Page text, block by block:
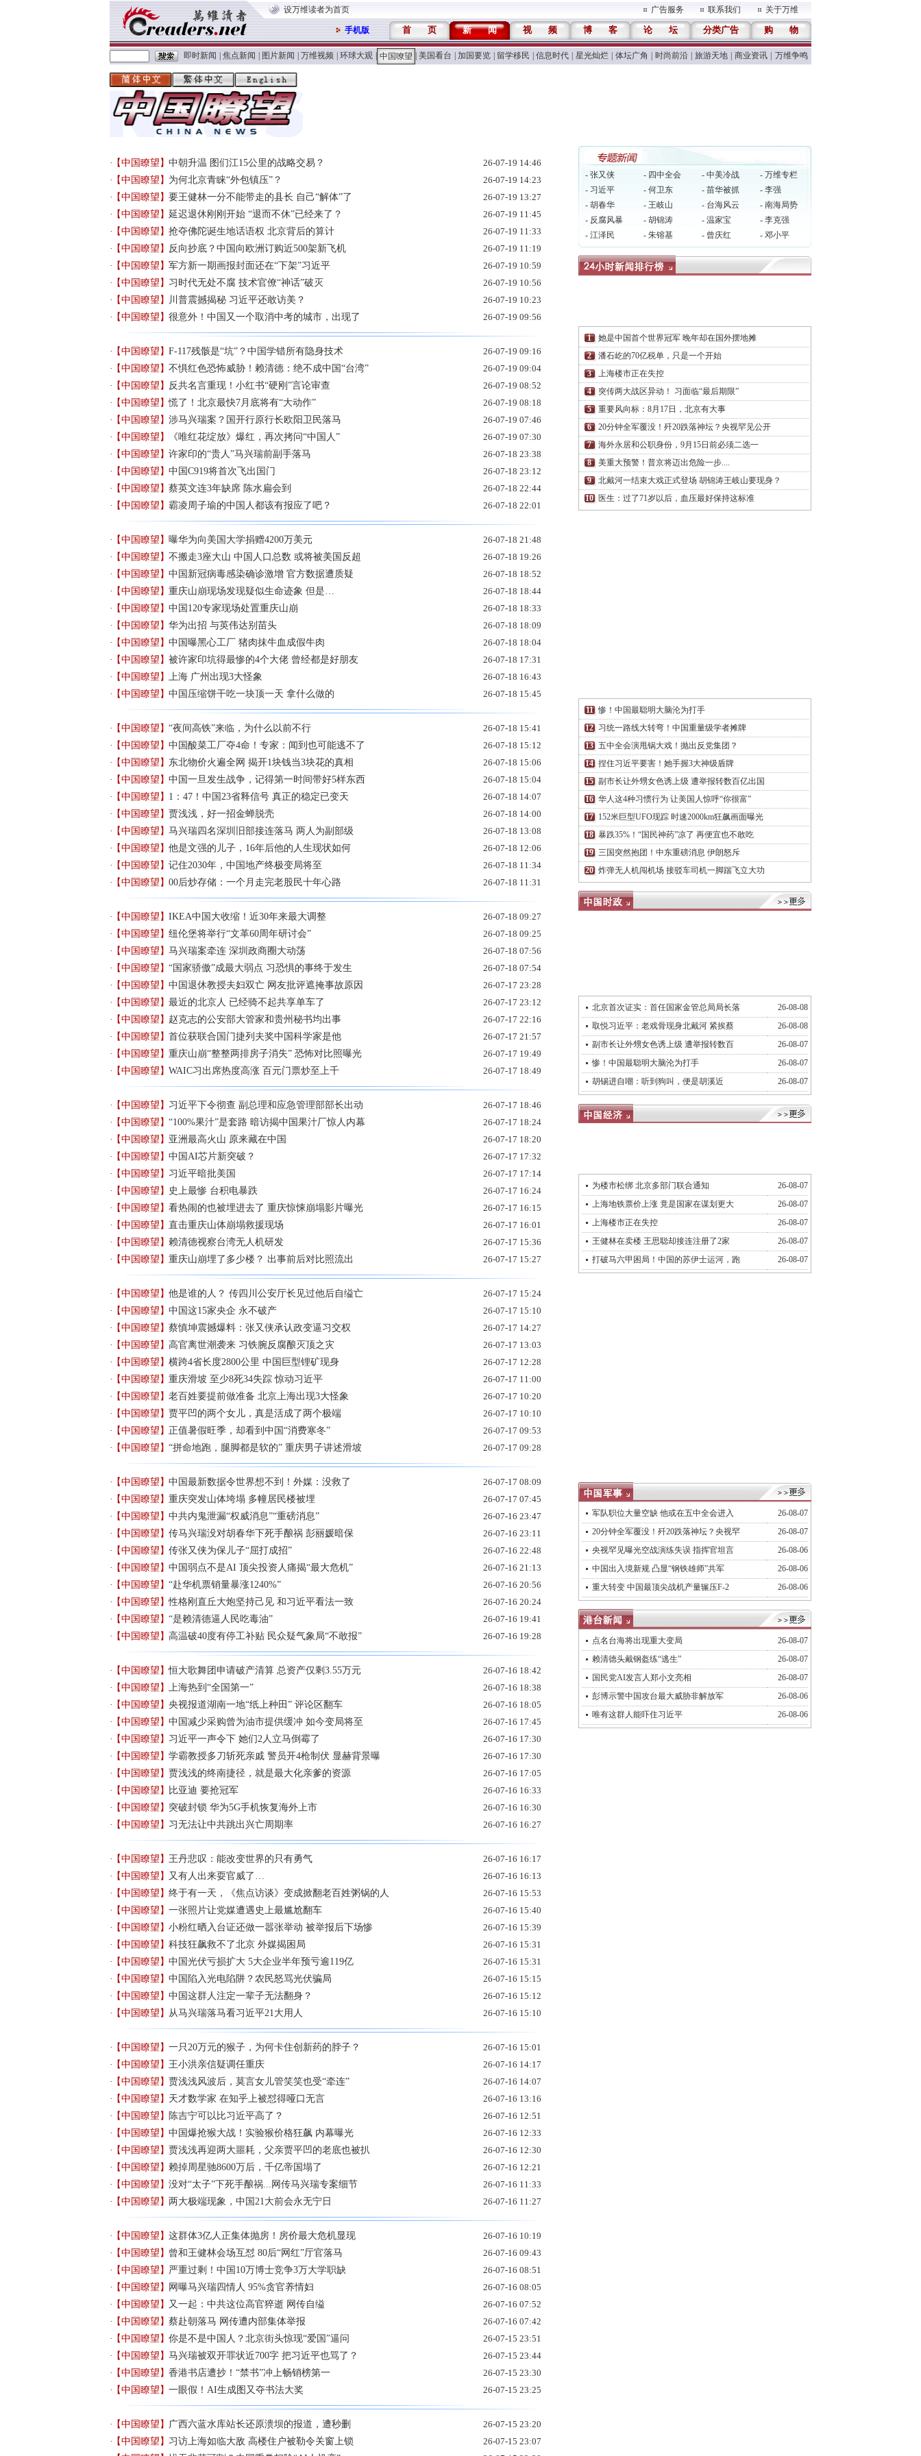
设万维读者为首页 广告服务 联系我们 关于万维
手机版 首 页 新 闻 视 频 博 客 论 坛 分类广告 购 物
即时新闻 焦点新闻 图片新闻 万维视频 环球大观 中国嘹望 美国看台 加国要览 留学移民 信息时代 星光灿烂 体坛广角 时尚前沿 旅游天地 商业资讯 万维争鸣
【中国瞭望】中朝升温 图们江15公里的战略交易？
26-07-19 14:46
【中国瞭望】为何北京青睐“外包镇压”？
26-07-19 14:23
【中国瞭望】要王健林一分不能带走的县长 自己“解体”了
26-07-19 13:27
【中国瞭望】延迟退休刚刚开始 “退而不休”已经来了？
26-07-19 11:45
【中国瞭望】抢夺佛陀诞生地话语权 北京背后的算计
26-07-19 11:33
【中国瞭望】反向抄底？中国向欧洲订购近500架新飞机
26-07-19 11:19
【中国瞭望】军方新一期画报封面还在“下架”习近平
26-07-19 10:59
【中国瞭望】习时代无处不腐 技术官僚“神话”破灭
26-07-19 10:56
【中国瞭望】 川普震撼揭秘 习近平还敢访美？
26-07-19 10:23
【中国瞭望】很意外！中国又一个取消中考的城市，出现了 26-07-19 09:56
【中国瞭望】F-117残骸是“坑”？中国学错所有隐身技术
26-07-19 09:16
【中国瞭望】不惧红色恐怖威胁！赖清德：绝不成中国“台湾”
26-07-19 09:04
【中国瞭望】反共名言重现！小红书“硬刚”言论审查
26-07-19 08:52
【中国瞭望】慌了！北京最快7月底将有“大动作”
26-07-19 08:18
【中国瞭望】涉马兴瑞案？国开行原行长欧阳卫民落马
26-07-19 07:46
【中国瞭望】
《唯红花绽放》爆红，再次拷问“中国人”
26-07-19 07:30
【中国瞭望】许家印的“贵人”马兴瑞前副手落马
26-07-18 23:38
【中国瞭望】中国C919将首次飞出国门
26-07-18 23:12
【中国瞭望】蔡英文连3年缺席 陈水扁会到
26-07-18 22:44
【中国瞭望】霸凌周子瑜的中国人都该有报应了吧？ 26-07-18 22:01
【中国瞭望】曝华为向美国大学捐赠4200万美元
26-07-18 21:48
【中国瞭望】不搬走3座大山 中国人口总数 或将被美国反超
26-07-18 19:26
【中国瞭望】中国新冠病毒感染确诊激增 官方数据遭质疑
26-07-18 18:52
【中国瞭望】重庆山崩现场发现疑似生命迹象 但是…
26-07-18 18:44
【中国瞭望】中国120专家现场处置重庆山崩
26-07-18 18:33
【中国瞭望】华为出招 与英伟达别苗头
26-07-18 18:09
【中国瞭望】中国曝黑心工厂 猪肉抹牛血成假牛肉
26-07-18 18:04
【中国瞭望】被许家印坑得最惨的4个大佬 曾经都是好朋友
26-07-18 17:31
【中国瞭望】上海 广州出现3大怪象
26-07-18 16:43
【中国瞭望】中国压缩饼干吃一块顶一天 拿什么做的 26-07-18 15:45
【中国瞭望】“夜间高铁”来临，为什么以前不行
26-07-18 15:41
【中国瞭望】中国酸菜工厂夺4命！专家：闻到也可能逃不了
26-07-18 15:12
【中国瞭望】东北物价火遍全网 揭开1块钱当3块花的真相
26-07-18 15:06
【中国瞭望】中国一旦发生战争，记得第一时间带好5样东西
26-07-18 15:04
【中国瞭望】1：47！中国23省释信号 真正的稳定已变天
26-07-18 14:07
【中国瞭望】贾浅浅，好一招金蝉脱壳
26-07-18 14:00
【中国瞭望】马兴瑞四名深圳旧部接连落马 两人为副部级
26-07-18 13:08
【中国瞭望】他是文强的儿子，16年后他的人生现状如何
26-07-18 12:06
【中国瞭望】记住2030年，中国地产终极变局将至
26-07-18 11:34
【中国瞭望】00后炒存储：一个月走完老股民十年心路 26-07-18 11:31
【中国瞭望】IKEA中国大收缩！近30年来最大调整
26-07-18 09:27
【中国瞭望】纽伦堡将举行“文革60周年研讨会”
26-07-18 09:25
【中国瞭望】马兴瑞案牵连 深圳政商圈大动荡
26-07-18 07:56
【中国瞭望】“国家骄傲”成最大弱点 习恐惧的事终于发生
26-07-18 07:54
【中国瞭望】中国退休教授夫妇双亡 网友批评遮掩事故原因
26-07-17 23:28
【中国瞭望】最近的北京人 已经骑不起共享单车了
26-07-17 23:12
【中国瞭望】赵克志的公安部大管家和贵州秘书均出事
26-07-17 22:16
【中国瞭望】首位获联合国门捷列夫奖中国科学家是他
26-07-17 21:57
【中国瞭望】重庆山崩“整整两排房子消失” 恐怖对比照曝光
26-07-17 19:49
【中国瞭望】WAIC习出席热度高涨 百元门票炒至上千 26-07-17 18:49
【中国瞭望】习近平下令彻查 副总理和应急管理部部长出动
26-07-17 18:46
【中国瞭望】“100%果汁”是套路 暗访揭中国果汁厂惊人内幕
26-07-17 18:24
【中国瞭望】亚洲最高火山 原来藏在中国
26-07-17 18:20
【中国瞭望】中国AI芯片新突破？
26-07-17 17:32
【中国瞭望】习近平暗批美国
26-07-17 17:14
【中国瞭望】 史上最惨 台积电暴跌
26-07-17 16:24
【中国瞭望】看热闹的也被埋进去了 重庆惊悚崩塌影片曝光
26-07-17 16:15
【中国瞭望】直击重庆山体崩塌救援现场
26-07-17 16:01
【中国瞭望】赖清德视察台湾无人机研发
26-07-17 15:36
【中国瞭望】重庆山崩埋了多少楼？ 出事前后对比照流出 26-07-17 15:27
【中国瞭望】他是谁的人？ 传四川公安厅长见过他后自缢亡
26-07-17 15:24
【中国瞭望】中国这15家央企 永不破产
26-07-17 15:10
【中国瞭望】蔡慎坤震撼爆料：张又侠承认政变逼习交权
26-07-17 14:27
【中国瞭望】高官离世潮袭来 习铁腕反腐酿灭顶之灾
26-07-17 13:03
【中国瞭望】横跨4省长度2800公里 中国巨型锂矿现身
26-07-17 12:28
【中国瞭望】重庆滑坡 至少8死34失踪 惊动习近平
26-07-17 11:00
【中国瞭望】老百姓要提前做准备 北京上海出现3大怪象
26-07-17 10:20
【中国瞭望】贾平凹的两个女儿，真是活成了两个极端
26-07-17 10:10
【中国瞭望】正值暑假旺季，却看到中国“消费寒冬”
26-07-17 09:53
【中国瞭望】“拼命地跑，腿脚都是软的” 重庆男子讲述滑坡 26-07-17 09:28
【中国瞭望】中国最新数据令世界想不到！外媒：没救了
26-07-17 08:09
【中国瞭望】重庆突发山体垮塌 多幢居民楼被埋
26-07-17 07:45
【中国瞭望】中共内鬼泄漏“权威消息”“重磅消息”
26-07-16 23:47
【中国瞭望】传马兴瑞没对胡春华下死手酿祸 彭丽媛暗保
26-07-16 23:11
【中国瞭望】传张又侠为保儿子“屈打成招”
26-07-16 22:48
【中国瞭望】中国弱点不是AI 顶尖投资人痛揭“最大危机”
26-07-16 21:13
【中国瞭望】“赴华机票销量暴涨1240%”
26-07-16 20:56
【中国瞭望】性格刚直丘大炮坚持己见 和习近平看法一致
26-07-16 20:24
【中国瞭望】“是赖清德逼人民吃毒油”
26-07-16 19:41
【中国瞭望】高温破40度有停工补贴 民众疑气象局“不敢报” 26-07-16 19:28
【中国瞭望】恒大歌舞团申请破产清算 总资产仅剩3.55万元
26-07-16 18:42
【中国瞭望】上海热到“全国第一”
26-07-16 18:38
【中国瞭望】央视报道湖南一地“纸上种田” 评论区翻车
26-07-16 18:05
【中国瞭望】中国减少采购曾为油市提供缓冲 如今变局将至
26-07-16 17:45
【中国瞭望】习近平一声令下 她们2人立马倒霉了
26-07-16 17:30
【中国瞭望】学霸教授多刀斩死亲戚 警员开4枪制伏 显赫背景曝
26-07-16 17:30
【中国瞭望】贾浅浅的终南捷径，就是最大化亲爹的资源
26-07-16 17:05
【中国瞭望】 比亚迪 要抢冠军
26-07-16 16:33
【中国瞭望】突破封锁 华为5G手机恢复海外上市
26-07-16 16:30
【中国瞭望】习无法让中共跳出兴亡周期率 26-07-16 16:27
【中国瞭望】王丹悲叹：能改变世界的只有勇气
26-07-16 16:17
【中国瞭望】 又有人出来耍官威了…
26-07-16 16:13
【中国瞭望】终于有一天，《焦点访谈》变成掀翻老百姓粥锅的人
26-07-16 15:53
【中国瞭望】一张照片让党媒遭遇史上最尴尬翻车
26-07-16 15:40
【中国瞭望】小粉红晒入台证还做一嚣张举动 被举报后下场惨
26-07-16 15:39
【中国瞭望】科技狂飙救不了北京 外媒揭困局
26-07-16 15:31
【中国瞭望】中国光伏亏损扩大 5大企业半年预亏逾119亿
26-07-16 15:31
【中国瞭望】中国陷入光电陷阱？农民怒骂光伏骗局
26-07-16 15:15
【中国瞭望】中国这群人注定一辈子无法翻身？
26-07-16 15:12
【中国瞭望】从马兴瑞落马看习近平21大用人 26-07-16 15:10
【中国瞭望】一只20万元的猴子，为何卡住创新药的脖子？
26-07-16 15:01
【中国瞭望】王小洪亲信疑调任重庆
26-07-16 14:17
【中国瞭望】贾浅浅风波后，莫言女儿管笑笑也受“牵连”
26-07-16 14:07
【中国瞭望】天才数学家 在知乎上被怼得哑口无言
26-07-16 13:16
【中国瞭望】 陈吉宁可以比习近平高了？
26-07-16 12:51
【中国瞭望】中国爆抢猴大战！实验猴价格狂飙 内幕曝光
26-07-16 12:33
【中国瞭望】贾浅浅再迎两大噩耗，父亲贾平凹的老底也被扒
26-07-16 12:30
【中国瞭望】赖掉周星驰8600万后，千亿帝国塌了
26-07-16 12:21
【中国瞭望】没对“太子”下死手酿祸...网传马兴瑞专案细节
26-07-16 11:33
【中国瞭望】两大极端现象，中国21大前会永无宁日 26-07-16 11:27
【中国瞭望】这群体3亿人正集体抛房！房价最大危机显现
26-07-16 10:19
【中国瞭望】曾和王健林会场互怼 80后“网红”厅官落马
26-07-16 09:43
【中国瞭望】严重过剩！中国10万博士竞争3万大学职缺
26-07-16 08:51
【中国瞭望】 网曝马兴瑞四情人 95%贪官养情妇
26-07-16 08:05
【中国瞭望】 又一起：中共这位高官猝逝 网传自缢
26-07-16 07:52
【中国瞭望】蔡赴朝落马 网传遭内部集体举报
26-07-16 07:42
【中国瞭望】你是不是中国人？北京街头惊现“爱国”逼问
26-07-15 23:51
【中国瞭望】马兴瑞被双开罪状近700字 把习近平也骂了？
26-07-15 23:44
【中国瞭望】香港书店遭抄！“禁书”冲上畅销榜第一
26-07-15 23:30
【中国瞭望】一眼假！AI生成图又夺书法大奖 26-07-15 23:25
【中国瞭望】广西六蓝水库站长还原溃坝的报道，遭秒删
26-07-15 23:20
【中国瞭望】习访上海如临大敌 高楼住户被勒令关窗上锁
26-07-15 23:07
- 张又侠 - 四中全会 - 中美冷战
- 万维专栏
- 习近平
- 何卫东 - 苗华被抓
- 李强
- 胡春华
- 王岐山 - 台海风云
- 南海局势
- 反腐风暴
- 胡锦涛 - 温家宝
- 李克强
- 江泽民
- 朱镕基 - 曾庆红 - 邓小平
她是中国首个世界冠军 晚年却在国外摆地摊
潘石屹的70亿税单，只是一个开始
上海楼市正在失控
突传两大战区异动！ 习面临“最后期限”
重要风向标：8月17日，北京有大事
20分钟全军覆没！歼20跌落神坛？央视罕见公开
海外永居和公职身份，9月15日前必须二选一
美重大预警！普京将迈出危险一步....
北戴河一结束大戏正式登场 胡锦涛王岐山要现身？
医生：过了71岁以后，血压最好保持这标准
惨！中国最聪明大脑沦为打手
习统一路线大转弯！中国重量级学者摊牌
五中全会演甩锅大戏！抛出反党集团？
捏住习近平要害！她手握3大神级盾牌
副市长让外甥女色诱上级 遭举报转数百亿出国
华人这4种习惯行为 让美国人惊呼“你很富”
152米巨型UFO现踪 时速2000km狂飙画面曝光
暴跌35%！“国民神药”凉了 再便宜也不敢吃
三国突然抱团！中东重磅消息 伊朗怒斥
炸弹无人机闯机场 接驳车司机一脚踹飞立大功
北京首次证实：首任国家金管总局局长落
26-08-08
取悦习近平：老戏骨现身北戴河 紧挨蔡
26-08-08
副市长让外甥女色诱上级 遭举报转数百
26-08-07
惨！中国最聪明大脑沦为打手
26-08-07
胡锡进自嘲：听到狗叫，便是胡溪近
26-08-07
为楼市松绑 北京多部门联合通知
26-08-07
上海地铁票价上涨 竟是国家在谋划更大
26-08-07
上海楼市正在失控
26-08-07
王健林在卖楼 王思聪却接连注册了2家
26-08-07
打破马六甲困局！中国的苏伊士运河，跑
26-08-07
军队职位大量空缺 他或在五中全会进入
26-08-07
20分钟全军覆没！歼20跌落神坛？央视罕
26-08-07
央视罕见曝光空战演练失误 指挥官坦言
26-08-06
中国出入境新规 凸显“钢铁雄师”共军
26-08-06
重大转变 中国最顶尖战机产量辗压F-2
26-08-06
点名台海将出现重大变局
26-08-07
赖清德头戴钢盔练“逃生”
26-08-07
国民党AI发言人郑小文亮相
26-08-07
彭博示警中国攻台最大威胁非解放军
26-08-06
唯有这群人能吓住习近平
26-08-06